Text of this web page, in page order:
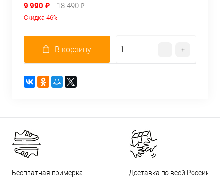
9 990 ₽ 18 490 ₽
Скидка 46%
В корзину
Бесплатная примерка Доставка по всей России